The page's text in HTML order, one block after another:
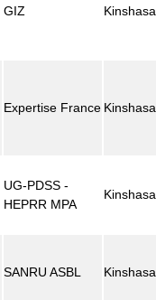
GIZ Kinshasa
Expertise France Kinshasa
UG-PDSS -
HEPRR MPA
Kinshasa
SANRU ASBL Kinshasa